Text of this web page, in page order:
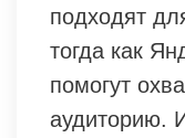
подходят
тогда как
помогут
аудиторию.